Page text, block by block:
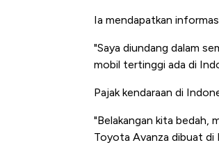
Ia mendapatkan
"Saya diundang dalam
mobil tertinggi ada di
Pajak kendaraan di
"Belakangan kita bedah,
Toyota Avanza dibuat di